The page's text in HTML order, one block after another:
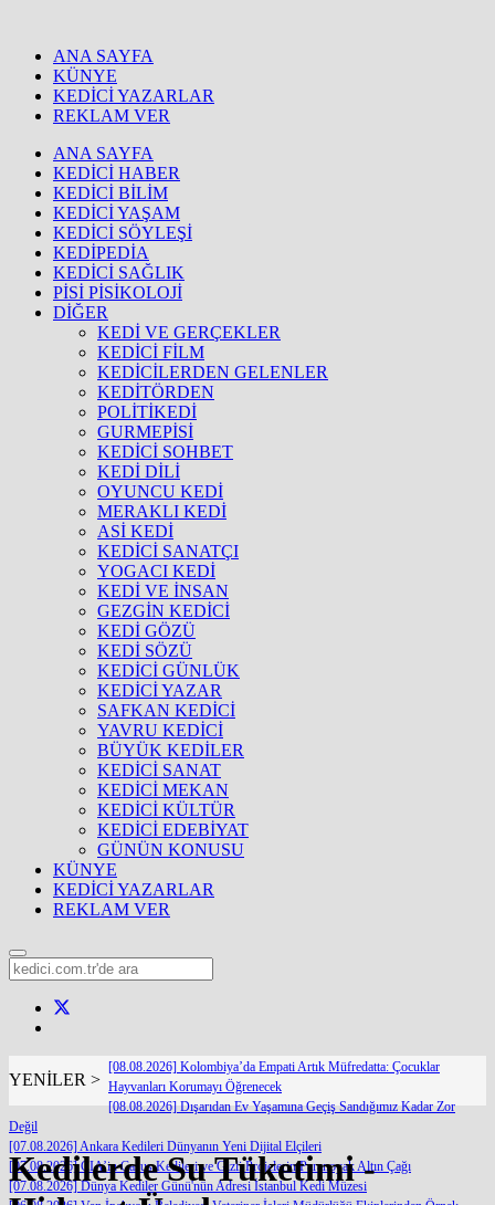
ANA SAYFA
KÜNYE
KEDİCİ YAZARLAR
REKLAM VER
ANA SAYFA
KEDİCİ HABER
KEDİCİ BİLİM
KEDİCİ YAŞAM
KEDİCİ SÖYLEŞİ
KEDİPEDİA
KEDİCİ SAĞLIK
PİSİ PİSİKOLOJİ
DİĞER
KEDİ VE GERÇEKLER
KEDİCİ FİLM
KEDİCİLERDEN GELENLER
KEDİTÖRDEN
POLİTİKEDİ
GURMEPİSİ
KEDİCİ SOHBET
KEDİ DİLİ
OYUNCU KEDİ
MERAKLI KEDİ
ASİ KEDİ
KEDİCİ SANATÇI
YOGACI KEDİ
KEDİ VE İNSAN
GEZGİN KEDİCİ
KEDİ GÖZÜ
KEDİ SÖZÜ
KEDİCİ GÜNLÜK
KEDİCİ YAZAR
SAFKAN KEDİCİ
YAVRU KEDİCİ
BÜYÜK KEDİLER
KEDİCİ SANAT
KEDİCİ MEKAN
KEDİCİ KÜLTÜR
KEDİCİ EDEBİYAT
GÜNÜN KONUSU
KÜNYE
KEDİCİ YAZARLAR
REKLAM VER
YENİLER >
[08.08.2026] Kolombiya’da Empati Artık Müfredatta: Çocuklar
Hayvanları Korumayı Öğrenecek
[08.08.2026] Dışarıdan Ev Yaşamına Geçiş Sandığımız Kadar Zor
Değil
[07.08.2026] Ankara Kedileri Dünyanın Yeni Dijital Elçileri
[07.08.2026] CIA’in Casus Kedileri ve Gizli Projelerin Paranoyak Altın Çağı
[07.08.2026] Dünya Kediler Günü'nün Adresi İstanbul Kedi Müzesi
Kedilerde Su Tüketimi -